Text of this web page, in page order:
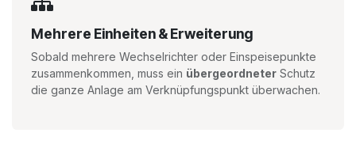
Mehrere Einheiten & Erweiterung
Sobald mehrere Wechselrichter oder Einspeisepunkte
zusammenkommen, muss ein übergeordneter Schutz
die ganze Anlage am Verknüpfungspunkt überwachen.